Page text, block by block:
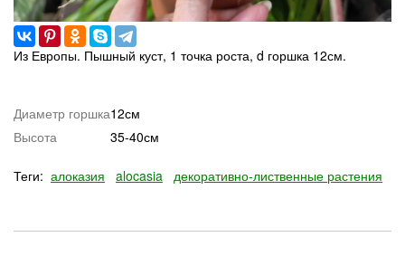
Из Европы. Пышный куст, 1 точка роста, d горшка 12см.
Диаметр горшка12см
Высота
35-40см
Теги: алоказия alocasia декоративно-лиственные растения